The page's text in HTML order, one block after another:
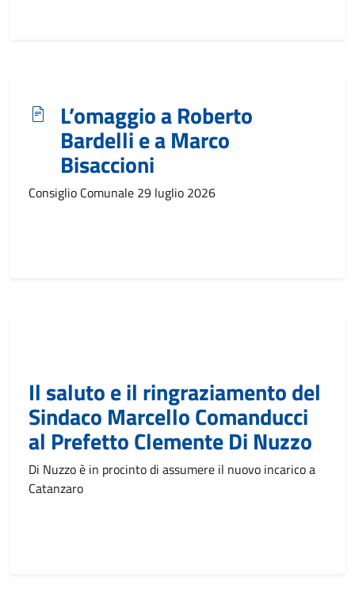
L’omaggio a Roberto
Bardelli e a Marco
Bisaccioni
Consiglio Comunale 29 luglio 2026
Il saluto e il ringraziamento del
Sindaco Marcello Comanducci
al Prefetto Clemente Di Nuzzo
Di Nuzzo è in procinto di assumere il nuovo incarico a
Catanzaro